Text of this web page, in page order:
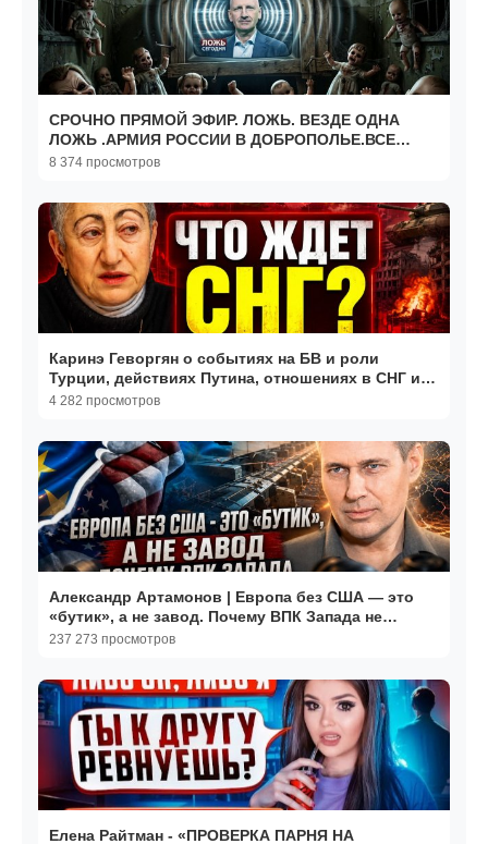
СРОЧНО ПРЯМОЙ ЭФИР. ЛОЖЬ. ВЕЗДЕ ОДНА
ЛОЖЬ .АРМИЯ РОССИИ В ДОБРОПОЛЬЕ.ВСЕ
МОЛЧАТ.США В ШОКЕ. СТАРИКО
8 374 просмотров
Каринэ Геворгян о событиях на БВ и роли
Турции, действиях Путина, отношениях в СНГ и
их будущем
4 282 просмотров
Александр Артамонов | Европа без США — это
«бутик», а не завод. Почему ВПК Запада не
выдержит войны
237 273 просмотров
Елена Райтман - «ПРОВЕРКА ПАРНЯ НА